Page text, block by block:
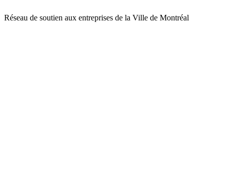
Réseau de soutien aux entreprises de la Ville de Montréal